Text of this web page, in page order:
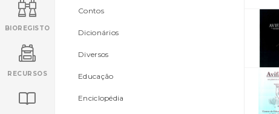
BIOREGISTO
RECURSOS
Contos
Dicionários
Diversos
Educação
Enciclopédia